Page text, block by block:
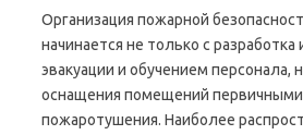
Организация пожарной
начинается не только с разработка
эвакуации и обучением персонала,
оснащения помещений
пожаротушения. Наиболее